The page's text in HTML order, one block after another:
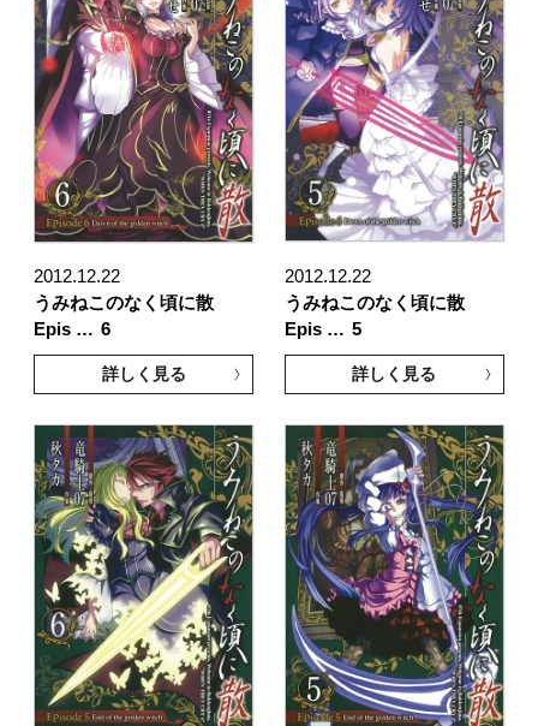
2012.12.22
うみねこのなく頃に散
Epis … 6
詳しく見る
2012.12.22
うみねこのなく頃に散
Epis … 5
詳しく見る